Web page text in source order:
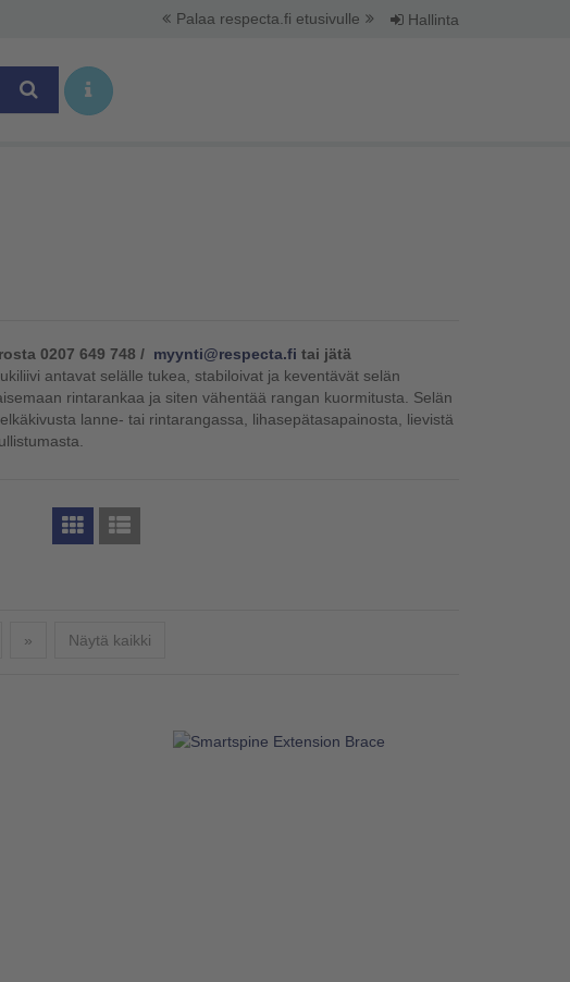
Palaa respecta.fi etusivulle Hallinta
0207 649 748 / myynti@respecta.fi tai jätä
antavat selälle tukea, stabiloivat ja keventävät selän
rintarankaa ja siten vähentää rangan kuormitusta. Selän
lanne- tai rintarangassa, lihasepätasapainosta, lievistä
»SeuraavaNäytä kaikki